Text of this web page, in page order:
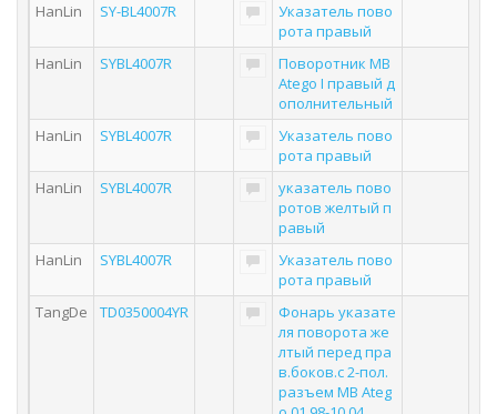
HanLin
SY-BL4007R
Указатель пово
рота правый
HanLin
SYBL4007R
Поворотник MB
Atego I правый д
ополнительный
HanLin
SYBL4007R
Указатель пово
рота правый
HanLin
SYBL4007R
указатель пово
ротов желтый п
равый
HanLin
SYBL4007R
Указатель пово
рота правый
TangDe
TD0350004YR
Фонарь указате
ля поворота же
лтый перед пра
в.боков.с 2-пол.
разъем MB Ateg